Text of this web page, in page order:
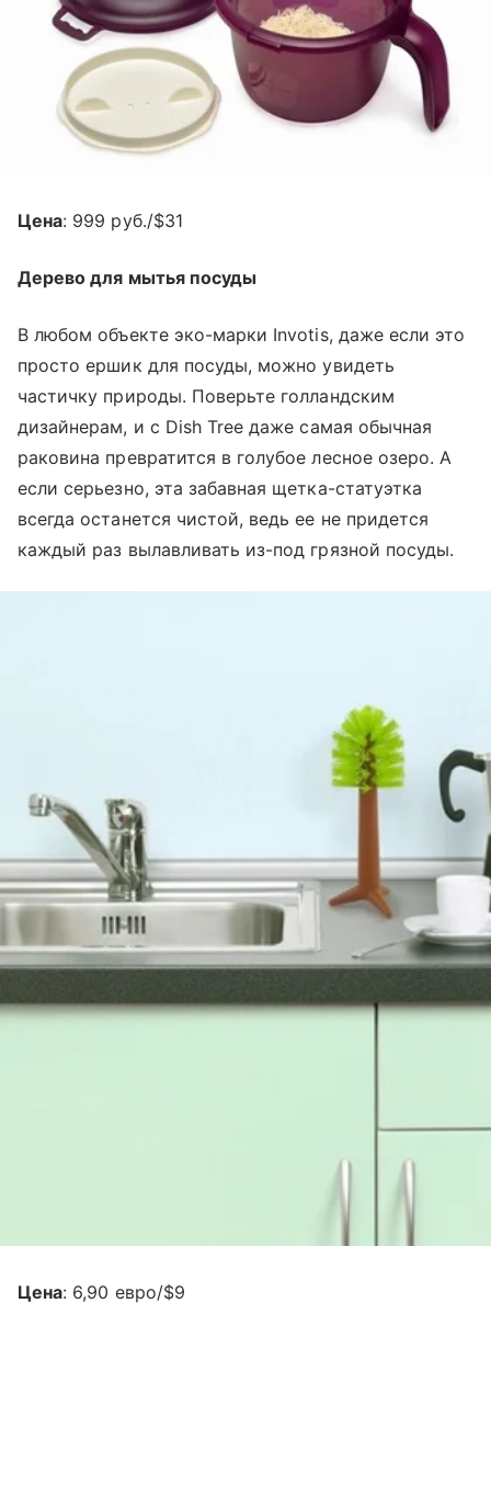
Цена: 999 руб./$31
Дерево для мытья посуды
В любом объекте эко-марки Invotis, даже если это
просто ершик для посуды, можно увидеть
частичку природы. Поверьте голландским
дизайнерам, и с Dish Tree даже самая обычная
раковина превратится в голубое лесное озеро. А
если серьезно, эта забавная щетка-статуэтка
всегда останется чистой, ведь ее не придется
каждый раз вылавливать из-под грязной посуды.
Цена: 6,90 евро/$9